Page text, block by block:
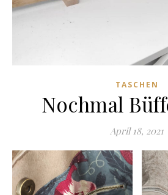
TASCHEN
Nochmal
April 18, 2021